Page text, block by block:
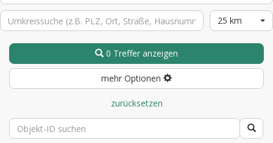
25 km
0 Treffer anzeigen
mehr Optionen
zurücksetzen